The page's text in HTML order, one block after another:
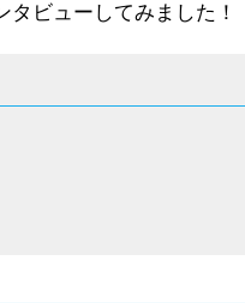
タビューしてみました！